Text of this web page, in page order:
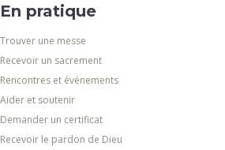
En pratique
Trouver une messe
Recevoir un sacrement
Rencontres et événements
Aider et soutenir
Demander un certificat
Recevoir le pardon de Dieu